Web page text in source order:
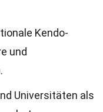
Kendo-
und
Universitäten als